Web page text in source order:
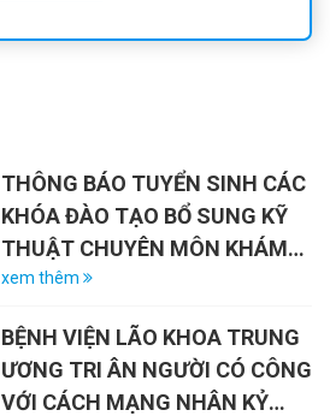
THÔNG BÁO TUYỂN SINH CÁC
KHÓA ĐÀO TẠO BỔ SUNG KỸ
THUẬT CHUYÊN MÔN KHÁM
CHỮA BỆNH NĂM 2026
xem thêm
BỆNH VIỆN LÃO KHOA TRUNG
ƯƠNG TRI ÂN NGƯỜI CÓ CÔNG
VỚI CÁCH MẠNG NHÂN KỶ